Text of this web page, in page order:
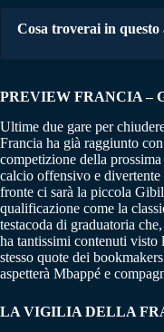
Cosa troverai in questo
PREVIEW FRANCIA –
Ultime due gare per
Francia ha già raggiunto
competizione della
calcio offensivo e
fronte ci sarà la piccola
qualificazione come la
testacoda di graduatoria
ha tantissimi contenuti visto
stesso quote dei
aspetterà Mbappé e
LA VIGILIA DELLA